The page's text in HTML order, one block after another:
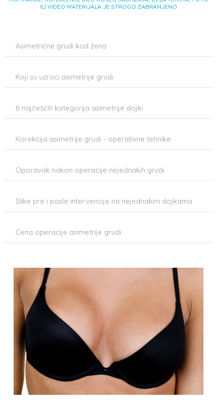
ILI VIDEO MATERIJALA JE STROGO ZABRANJENO
Asimetrične grudi kod žena
Koji su uzroci asimetrije grudi
6 najčešćih kategorija asimetrije dojki
Korekcija asimetrije grudi - operativne tehnike
Oporavak nakon operacije nejednakih grudi
Slike pre i posle intervencije na nejednakim dojkama
Cena operacije asimetrije grudi